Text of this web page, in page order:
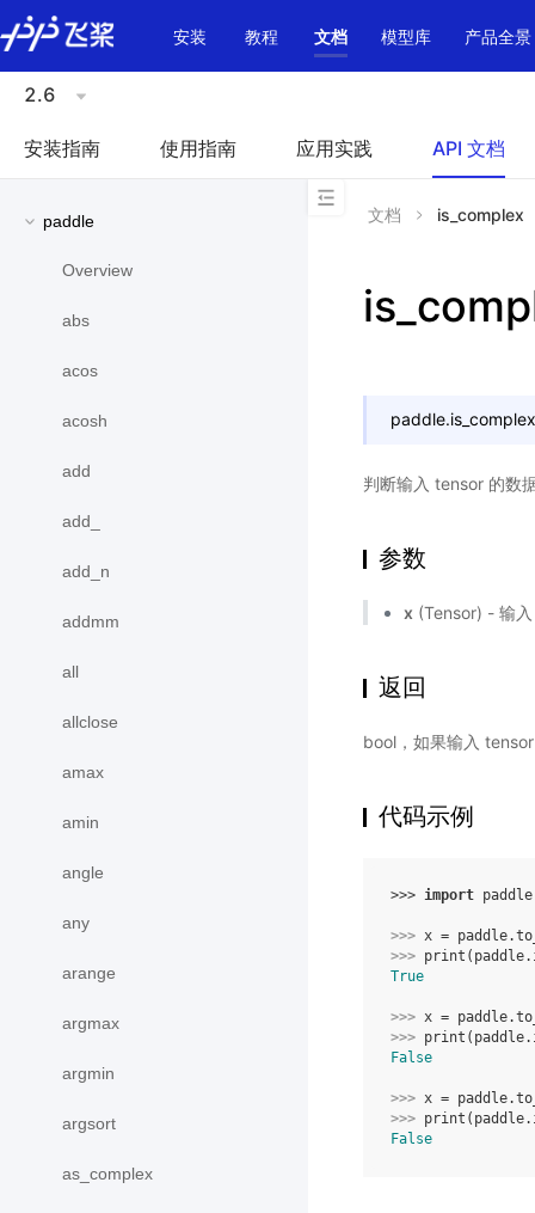
\u200E
安装
教程 文档 模型库 产品全景
2.6
安装指南 使用指南 应用实践 API 文档
paddle
Overview
abs
acos
acosh
add
add_
add_n
addmm
all
allclose
amax
amin
angle
any
arange
argmax
argmin
argsort
as_complex
文档 is_complex
paddle.is_complex
判断输入 tensor 的数
参数
x (Tensor) - 输
返回
bool，如果输入
代码示例
>>> import paddle
>>> x = paddle.
>>> print ( paddle.
True
>>> x = paddle.
>>> print ( paddle.
False
>>> x = paddle.
>>> print ( paddle.
False